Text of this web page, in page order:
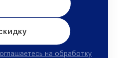
на обработку